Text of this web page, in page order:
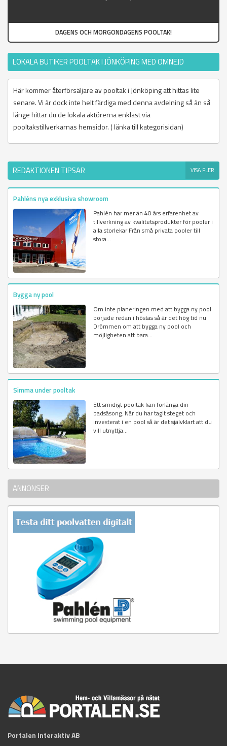
DAGENS OCH MORGONDAGENS POOLTAK!
LOKALA BUTIKER POOLTAK I JÖNKÖPING MED OMNEJD
Här kommer återförsäljare av pooltak i Jönköping att hittas lite
senare. Vi är dock inte helt färdiga med denna avdelning så än så
länge hittar du de lokala aktörerna enklast via
pooltakstillverkarnas hemsidor. ( länka till kategorisidan)
REDAKTIONEN TIPSAR VISA FLER
Pahléns nya exklusiva showroom
Pahlén har mer än 40 års erfarenhet av
tillverkning av kvalitetsprodukter för pooler i
alla storlekar Från små privata pooler till
stora...
Bygga ny pool
Om inte planeringen med att bygga ny pool
började redan i höstas så är det hög tid nu
Drömmen om att bygga ny pool och
möjligheten att bara...
Simma under pooltak
Ett smidigt pooltak kan förlänga din
badsäsong. När du har tagit steget och
investerat i en pool så är det självklart att du
vill utnyttja...
ANNONSER
Portalen Interaktiv AB